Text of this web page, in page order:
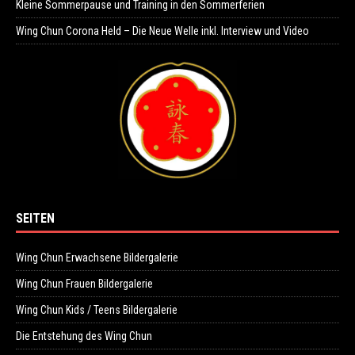
Kleine Sommerpause und Training in den Sommerferien
Wing Chun Corona Held – Die Neue Welle inkl. Interview und Video
SEITEN
Wing Chun Erwachsene Bildergalerie
Wing Chun Frauen Bildergalerie
Wing Chun Kids / Teens Bildergalerie
Die Entstehung des Wing Chun